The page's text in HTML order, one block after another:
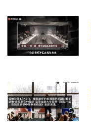
考試/監察
國安/國防/外交
自然/地理/景觀/地球
都市發展與都市建設